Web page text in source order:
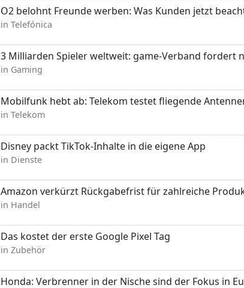
O2 belohnt Freunde werben: Was Kunden jetzt
in Telefónica
3 Milliarden Spieler weltweit: game-Verband fordert
in Gaming
Mobilfunk hebt ab: Telekom testet fliegende
in Telekom
Disney packt TikTok-Inhalte in die eigene App
in Dienste
Amazon verkürzt Rückgabefrist für zahlreiche
in Handel
Das kostet der erste Google Pixel Tag
in Zubehör
Honda: Verbrenner in der Nische sind der Fokus in